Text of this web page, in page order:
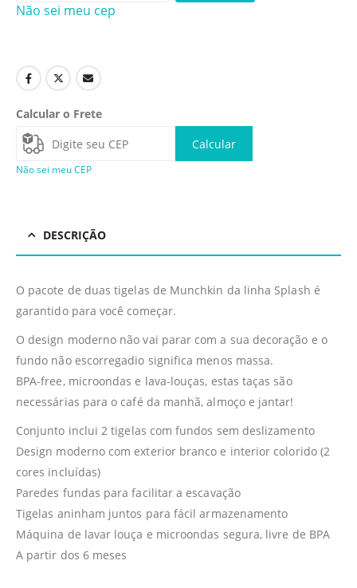
Não sei meu cep
Calcular o Frete
Calcular
Não sei meu CEP
DESCRIÇÃO
O pacote de duas tigelas de Munchkin da linha Splash é
garantido para você começar.
O design moderno não vai parar com a sua decoração e o
fundo não escorregadio significa menos massa.
BPA-free, microondas e lava-louças, estas taças são
necessárias para o café da manhã, almoço e jantar!
Conjunto inclui 2 tigelas com fundos sem deslizamento
Design moderno com exterior branco e interior colorido (2
cores incluídas)
Paredes fundas para facilitar a escavação
Tigelas aninham juntos para fácil armazenamento
Máquina de lavar louça e microondas segura, livre de BPA
A partir dos 6 meses